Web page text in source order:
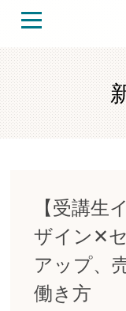
【受講生
ザイン✕
アップ、
働き方